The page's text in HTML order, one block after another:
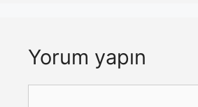
Yorum yapın